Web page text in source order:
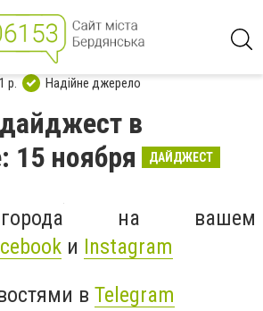
р. Надійне джерело
в
15 ноября
ДАЙДЖЕСТ
на вашем
и Instagram
в Telegram